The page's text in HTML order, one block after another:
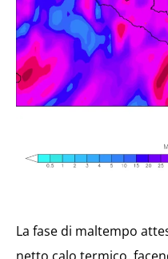
La fase di maltempo